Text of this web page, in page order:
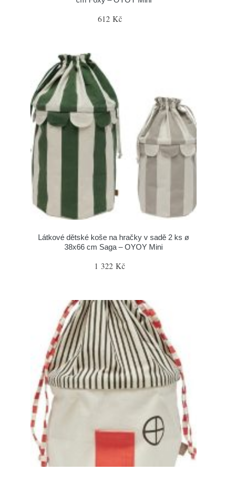
612 Kč
Látkové dětské koše na hračky v sadě 2 ks ø
38x66 cm Saga – OYOY Mini
1 322 Kč